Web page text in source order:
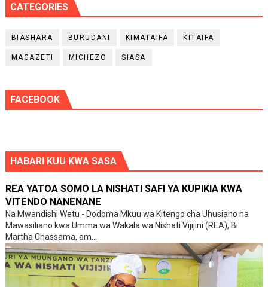
CATEGORIES
BIASHARA BURUDANI KIMATAIFA KITAIFA
MAGAZETI MICHEZO SIASA
FACEBOOK
HABARI KUU KWA SASA
REA YATOA SOMO LA NISHATI SAFI YA KUPIKIA KWA
VITENDO NANENANE
Na Mwandishi Wetu - Dodoma Mkuu wa Kitengo cha Uhusiano na
Mawasiliano kwa Umma wa Wakala wa Nishati Vijijini (REA), Bi.
Martha Chassama, am...